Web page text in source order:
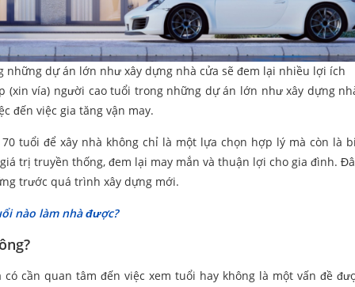
những dự án lớn như xây dựng nhà cửa sẽ đem lại nhiều lợi ích
(xin vía) người cao tuổi trong những dự án lớn như xây dựng
đến việc gia tăng vận may.
tuổi để xây nhà không chỉ là một lựa chọn hợp lý mà còn là
trị truyền thống, đem lại may mắn và thuận lợi cho gia đình.
trước quá trình xây dựng mới.
nào làm nhà được?
cần quan tâm đến việc xem tuổi hay không là một vấn đề